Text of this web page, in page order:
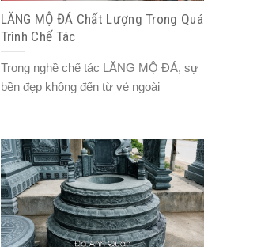
LĂNG MỘ ĐÁ Chất Lượng Trong Quá
Trình Chế Tác
Trong nghề chế tác LĂNG MỘ ĐÁ, sự
bền đẹp không đến từ vẻ ngoài